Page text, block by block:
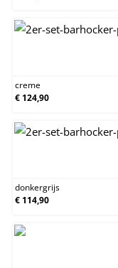
creme
€ 124,90
donkergrijs
€ 114,90